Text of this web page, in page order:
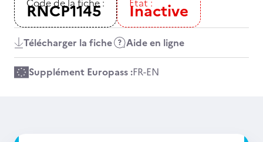
Code de la fiche :
RNCP1145 Etat :
Inactive
Télécharger la fiche Aide en ligne
Supplément Europass :FR-EN